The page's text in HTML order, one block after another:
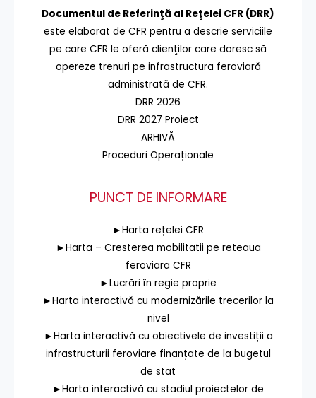
Documentul de Referinţă al Reţelei CFR (DRR)
este elaborat de CFR pentru a descrie serviciile
pe care CFR le oferă clienţilor care doresc să
opereze trenuri pe infrastructura feroviară
administrată de CFR.
DRR 2026
DRR 2027 Proiect
ARHIVĂ
Proceduri Operaționale
PUNCT DE INFORMARE
►Harta rețelei CFR
►Harta – Cresterea mobilitatii pe reteaua
feroviara CFR
►Lucrări în regie proprie
►Harta interactivă cu modernizările trecerilor la
nivel
►Harta interactivă cu obiectivele de investiții a
infrastructurii feroviare finanțate de la bugetul
de stat
►Harta interactivă cu stadiul proiectelor de